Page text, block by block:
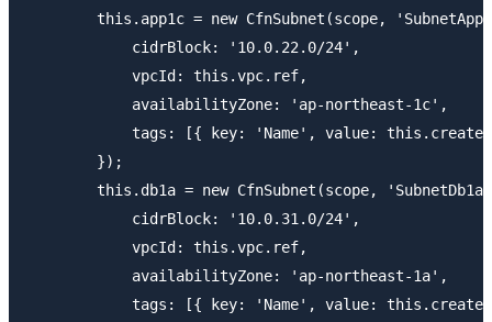
this.app1c = new CfnSubnet(scope,
            cidrBlock: '10.0.22.0/24',
            vpcId: this.vpc.ref,
            availabilityZone: 'ap-northeast-1c',
tags: [{ key: 'Name', value:
        });
this.db1a = new CfnSubnet(scope,
            cidrBlock: '10.0.31.0/24',
            vpcId: this.vpc.ref,
            availabilityZone: 'ap-northeast-1a',
tags: [{ key: 'Name', value: